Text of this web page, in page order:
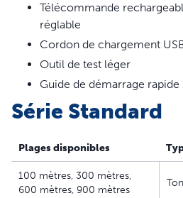
Dresseur à
PetSafe® Lite
Le dresseur à distance PetSafe®
spécialement pour les chiens
niveaux de stimulation sont très
Entraînement sans laisse –
Télécommande
réglable
Cordon de chargement
Outil de test léger
Guide de démarrage rapide
Série Standard
Plages disponibles
100 mètres, 300 mètres,
600 mètres, 900 mètres